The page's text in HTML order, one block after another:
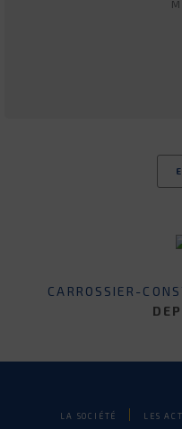
CARROSSIER-
LA SOCIÉTÉ LES